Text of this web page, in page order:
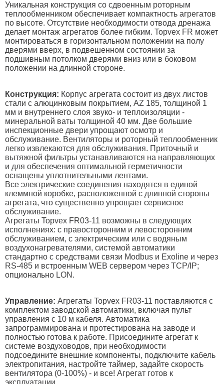
Уникальная конструкция со сдвоенным роторным
теплообменником обеспечивает компактность агрегатов
по высоте. Отсутствие необходимости отвода дренажа
делает монтаж агрегатов более гибким. Topvex FR может
монтироваться в горизонтальном положении на полу
дверями вверх, в подвешенном состоянии за
подшивным потолком дверями вниз или в боковом
положении на длинной стороне.
Конструкция: Корпус агрегата состоит из двух листов
стали с алюцинковым покрытием, AZ 185, толщиной 1
мм и внутреннего слоя звуко- и теплоизоляции -
минеральной ваты толщиной 40 мм. Две большие
инспекционные двери упрощают осмотр и
обслуживание. Вентиляторы и роторный теплообменник
легко извлекаются для обслуживания. Приточный и
вытяжной фильтры устанавливаются на направляющих
и для обеспечения оптимальной герметичности
оснащены уплотнительными лентами.
Все электрические соединения находятся в единой
клеммной коробке, расположенной с длинной стороны
агрегата, что существенно упрощает сервисное
обслуживание.
Агрегаты Topvex FR03-11 возможны в следующих
исполнениях: с правосторонним и левосторонним
обслуживанием, с электрическим или с водяным
воздухонагревателями, системой автоматики
стандартно с средствами связи Modbus и Exoline и через
RS-485 и встроенным WEB сервером через TCP/IP;
опционально LON.
Управление: Агрегаты Topvex FR03-11 поставляются с
комплектом заводской автоматики, включая пульт
управления с 10 м кабеля. Автоматика
запрограммирована и протестирована на заводе и
полностью готова к работе. Присоедините агрегат к
системе воздуховодов, при необходимости
подсоедините внешние компоненты, подключите кабель
электропитания, настройте таймер, задайте скорость
вентилятора (0-100%) - и все! Агрегат готов к
эксплуатации.